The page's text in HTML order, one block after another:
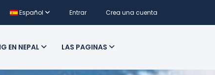
Español Entrar Crea una cuenta
EN NEPAL LAS PAGINAS